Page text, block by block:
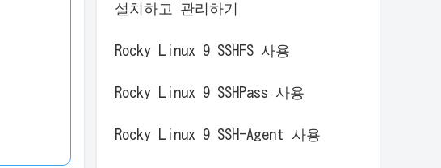
설치하고 관리하기
Rocky Linux 9 SSHFS 사용
Rocky Linux 9 SSHPass 사용
Rocky Linux 9 SSH-Agent 사용